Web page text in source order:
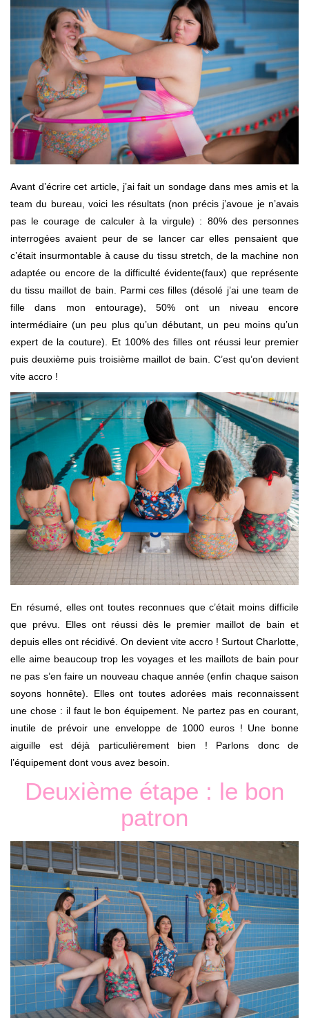
Avant d’écrire cet article, j’ai fait un sondage dans mes amis et la
team du bureau, voici les résultats (non précis j’avoue je n’avais
pas le courage de calculer à la virgule) : 80% des personnes
interrogées avaient peur de se lancer car elles pensaient que
c’était insurmontable à cause du tissu stretch, de la machine non
adaptée ou encore de la difficulté évidente(faux) que représente
du tissu maillot de bain. Parmi ces filles (désolé j’ai une team de
fille dans mon entourage), 50% ont un niveau encore
intermédiaire (un peu plus qu’un débutant, un peu moins qu’un
expert de la couture). Et 100% des filles ont réussi leur premier
puis deuxième puis troisième maillot de bain. C’est qu’on devient
vite accro !
En résumé, elles ont toutes reconnues que c’était moins difficile
que prévu. Elles ont réussi dès le premier maillot de bain et
depuis elles ont récidivé. On devient vite accro ! Surtout Charlotte,
elle aime beaucoup trop les voyages et les maillots de bain pour
ne pas s’en faire un nouveau chaque année (enfin chaque saison
soyons honnête). Elles ont toutes adorées mais reconnaissent
une chose : il faut le bon équipement. Ne partez pas en courant,
inutile de prévoir une enveloppe de 1000 euros ! Une bonne
aiguille est déjà particulièrement bien ! Parlons donc de
l’équipement dont vous avez besoin.
Deuxième étape : le bon
patron